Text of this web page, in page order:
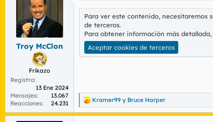
o
n
e
s
Troy McClon
Frikazo
Registro
13 Ene 2024
Mensajes
13.067
Reacciones
24.231
Para ver este contenido,
de terceros.
Para obtener información más
Aceptar cookies de terceros
R
e
a
Kramer99 y Bruce Harper